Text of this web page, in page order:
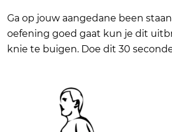
Ga op jouw aangedane been
oefening goed gaat kun je dit
knie te buigen. Doe dit 30